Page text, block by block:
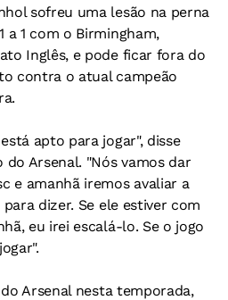
sofreu uma lesão na perna
a 1 com o Birmingham,
Inglês, e pode ficar fora do
contra o atual campeão
apto para jogar", disse
do Arsenal. "Nós vamos dar
e amanhã iremos avaliar a
dizer. Se ele estiver com
eu irei escalá-lo. Se o jogo
Arsenal nesta temporada,